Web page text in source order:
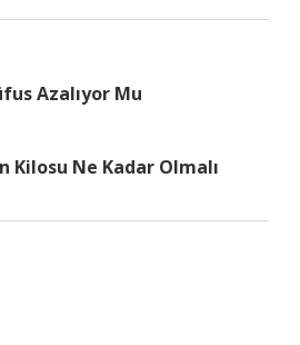
Azalıyor Mu
Kilosu Ne Kadar Olmalı